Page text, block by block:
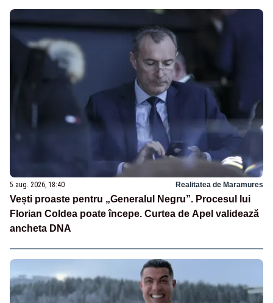
5 aug. 2026, 18:40 Realitatea de Maramures
Vești proaste pentru „Generalul Negru”. Procesul lui
Florian Coldea poate începe. Curtea de Apel validează
ancheta DNA